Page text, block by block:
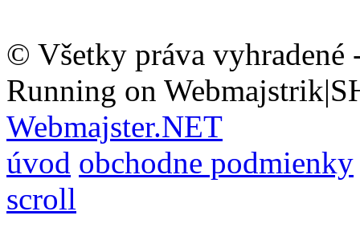
© Všetky práva vyhradené
Running on
Webmajster.NET
úvod obchodne podmienky
scroll